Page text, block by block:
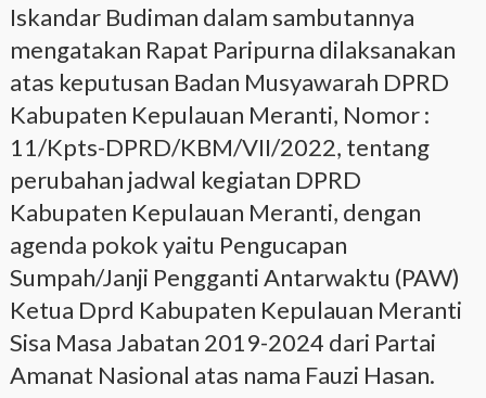
Iskandar Budiman dalam sambutannya
mengatakan Rapat Paripurna dilaksanakan
atas keputusan Badan Musyawarah DPRD
Kabupaten Kepulauan Meranti, Nomor :
11/Kpts-DPRD/KBM/VII/2022, tentang
perubahan jadwal kegiatan DPRD
Kabupaten Kepulauan Meranti, dengan
agenda pokok yaitu Pengucapan
Sumpah/Janji Pengganti Antarwaktu (PAW)
Ketua Dprd Kabupaten Kepulauan Meranti
Sisa Masa Jabatan 2019-2024 dari Partai
Amanat Nasional atas nama Fauzi Hasan.